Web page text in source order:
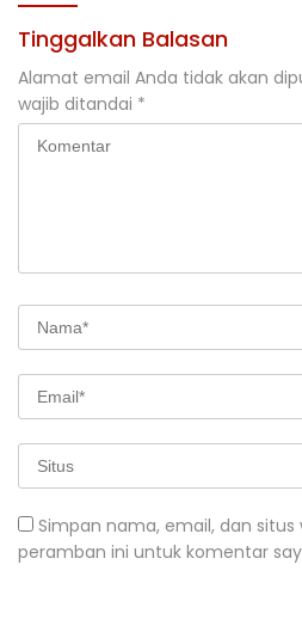
Tinggalkan Balasan
Alamat email Anda tidak akan
wajib ditandai *
Simpan nama, email, dan situs
peramban ini untuk komentar